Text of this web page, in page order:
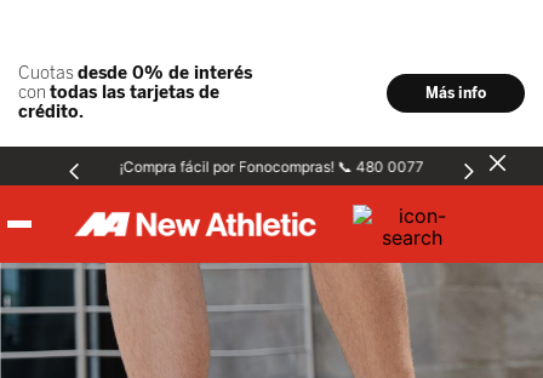
¡Compra fácil por Fonocompras! 📞 480 0077
Hombre